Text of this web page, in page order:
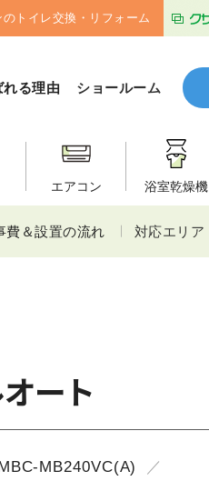
のトイレ交換・リフォーム
れる理由 ショールーム
エアコン 浴室乾燥機
費＆設置の流れ 対応エリア
ート
MB240VC(A)